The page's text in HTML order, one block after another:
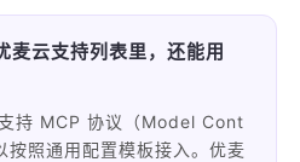
麦云支持列表里，还能用
持 MCP 协议（Model Cont
照通用配置模板接入。优麦